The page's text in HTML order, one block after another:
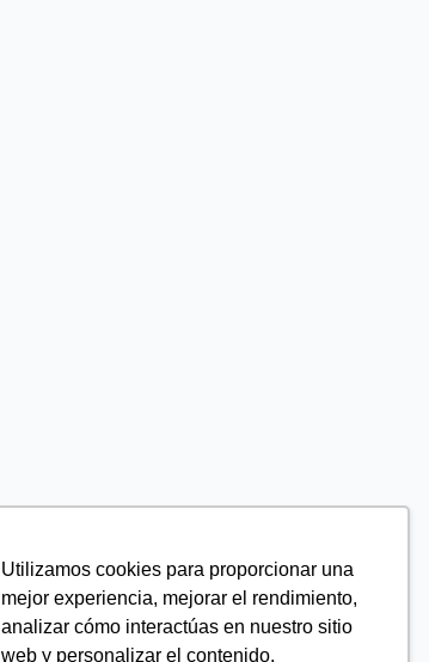
Utilizamos cookies para proporcionar una
mejor experiencia, mejorar el rendimiento,
analizar cómo interactúas en nuestro sitio
web y personalizar el contenido.